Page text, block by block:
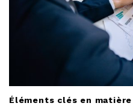
Éléments clés en